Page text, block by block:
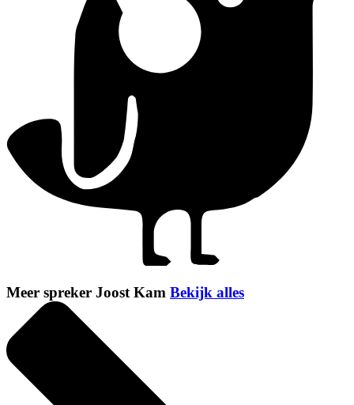
Meer spreker Joost Kam Bekijk alles